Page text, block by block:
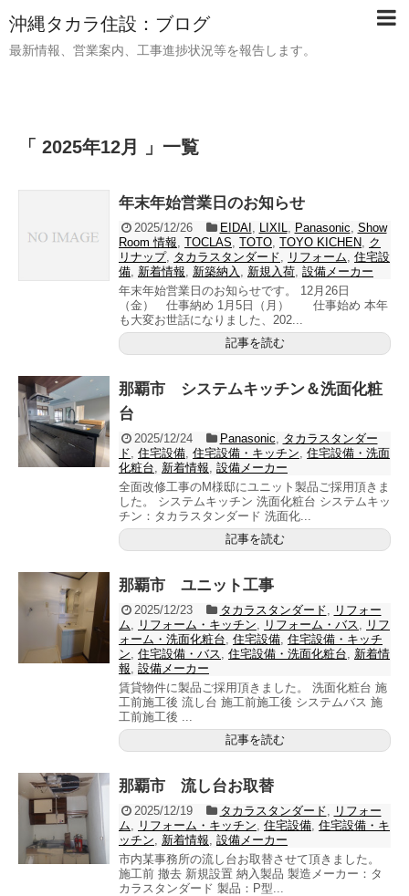
沖縄タカラ住設：ブログ
最新情報、営業案内、工事進捗状況等を報告します。
「 2025年12月 」一覧
年末年始営業日のお知らせ
2025/12/26 EIDAI LIXIL Panasonic Show
Room 情報 TOCLAS TOTO TOYO KICHEN
ク
リナップ, タカラスタンダード リフォーム 住宅設
備 新着情報 新築納入 新規入荷 設備メーカー
年末年始営業日のお知らせです。 12月26日
（金） 仕事納め 1月5日（月） 仕事始め 本年
も大変お世話になりました、202...
記事を読む
那覇市 システムキッチン＆洗面化粧
台
2025/12/24 Panasonic
タカラスタンダー
ド 住宅設備 住宅設備・キッチン 住宅設備・洗面
化粧台
新着情報 設備メーカー
全面改修工事のM様邸にユニット製品ご採用頂きま
した。 システムキッチン 洗面化粧台 システムキッ
チン：タカラスタンダード 洗面化...
記事を読む
那覇市 ユニット工事
2025/12/23 タカラスタンダード
リフォー
ム
リフォーム・キッチン リフォーム・バス
リフ
ォーム・洗面化粧台 住宅設備 住宅設備・キッチ
ン 住宅設備・バス 住宅設備・洗面化粧台
新着情
報 設備メーカー
賃貸物件に製品ご採用頂きました。 洗面化粧台 施
工前施工後 流し台 施工前施工後 システムバス 施
工前施工後 ...
記事を読む
那覇市 流し台お取替
2025/12/19 タカラスタンダード
リフォー
ム
リフォーム・キッチン 住宅設備 住宅設備・キ
ッチン
新着情報 設備メーカー
市内某事務所の流し台お取替させて頂きました。
施工前 撤去 新規設置 納入製品 製造メーカー：タ
カラスタンダード 製品：P型...